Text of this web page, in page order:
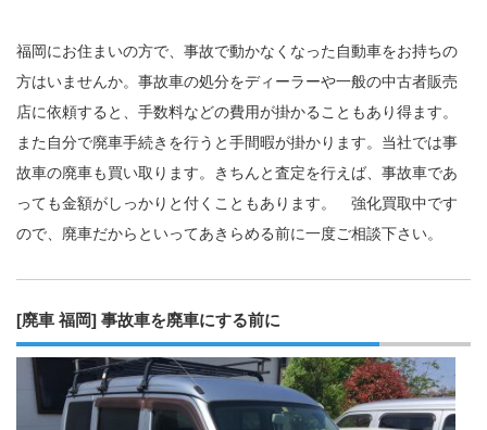
福岡にお住まいの方で、事故で動かなくなった自動車をお持ちの
方はいませんか。事故車の処分をディーラーや一般の中古者販売
店に依頼すると、手数料などの費用が掛かることもあり得ます。
また自分で廃車手続きを行うと手間暇が掛かります。当社では事
故車の廃車も買い取ります。きちんと査定を行えば、事故車であ
っても金額がしっかりと付くこともあります。 強化買取中です
ので、廃車だからといってあきらめる前に一度ご相談下さい。
[廃車 福岡] 事故車を廃車にする前に